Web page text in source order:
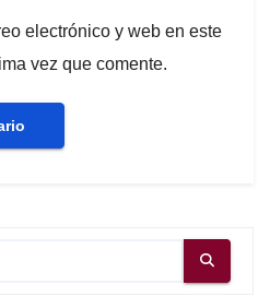
electrónico y web en este
vez que comente.